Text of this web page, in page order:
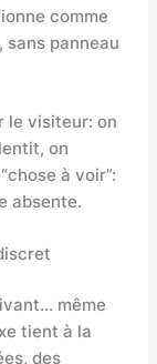
comme
sans panneau
le visiteur: on
on
à voir”:
absente.
même
tient à la
des